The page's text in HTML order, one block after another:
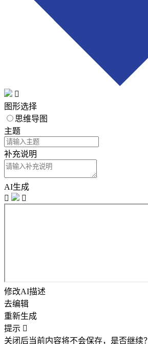

图形选择
思维导图
主题
补充说明
AI生成


修改AI描述
去编辑
重新生成
提示 
关闭后当前内容将不会保存，是否继续？